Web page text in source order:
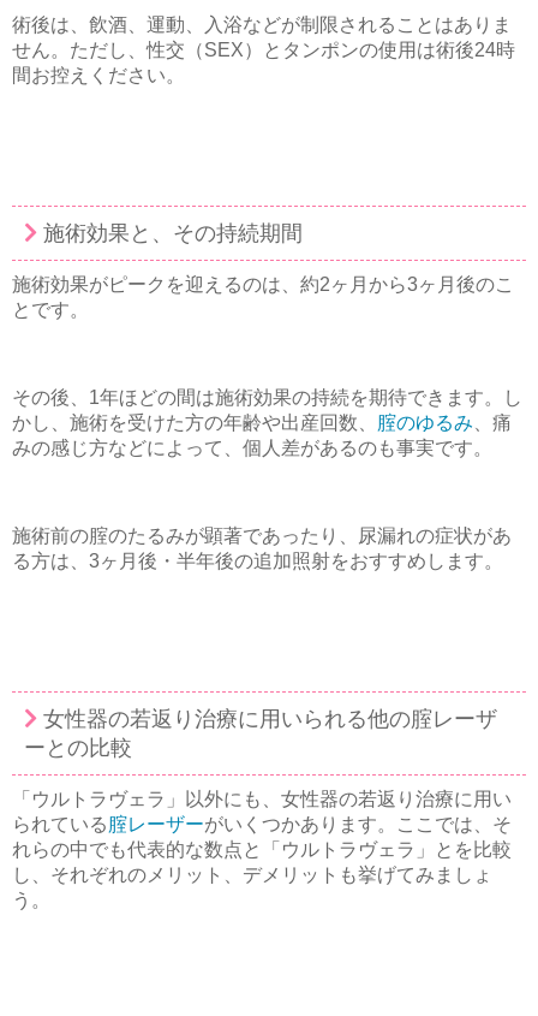
術後は、飲酒、運動、入浴などが制限されることはありま
せん。ただし、性交（SEX）とタンポンの使用は術後24時
間お控えください。
施術効果と、その持続期間
施術効果がピークを迎えるのは、約2ヶ月から3ヶ月後のこ
とです。
その後、1年ほどの間は施術効果の持続を期待できます。し
かし、施術を受けた方の年齢や出産回数、 腟のゆるみ 、痛
みの感じ方などによって、個人差があるのも事実です。
施術前の腟のたるみが顕著であったり、尿漏れの症状があ
る方は、3ヶ月後・半年後の追加照射をおすすめします。
女性器の若返り治療に用いられる他の腟レーザ
ーとの比較
「ウルトラヴェラ」以外にも、女性器の若返り治療に用い
られている腟レーザーがいくつかあります。ここでは、そ
れらの中でも代表的な数点と「ウルトラヴェラ」とを比較
し、それぞれのメリット、デメリットも挙げてみましょ
う。